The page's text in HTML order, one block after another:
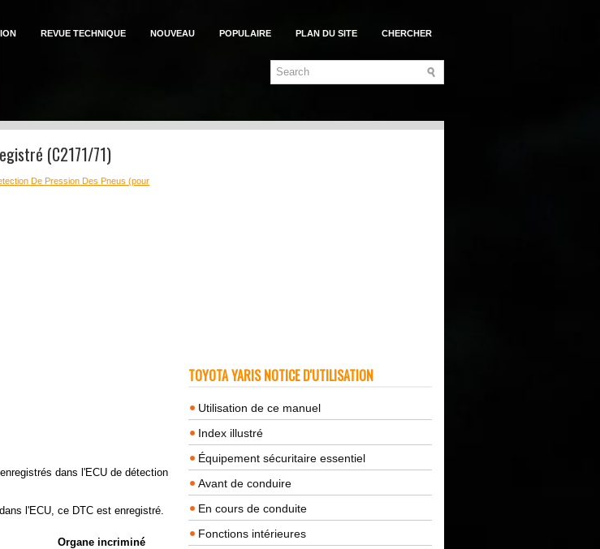
REVUE TECHNIQUE NOUVEAU POPULAIRE PLAN DU SITE CHERCHER
(C2171/71)
De Pression Des Pneus (pour
dans l'ECU de détection
l'ECU, ce DTC est enregistré.
Organe incriminé
TOYOTA YARIS NOTICE D'UTILISATION
Utilisation de ce manuel
Index illustré
Équipement sécuritaire essentiel
Avant de conduire
En cours de conduite
Fonctions intérieures